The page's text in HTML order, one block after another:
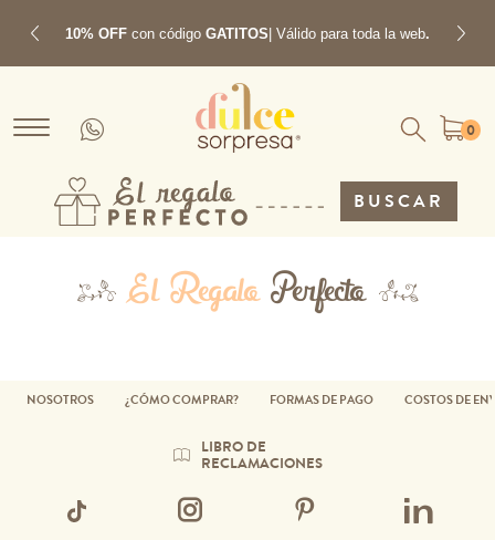
10% OFF con código GATITOS| Válido para toda la web.
Previous Next
0
BUSCAR
El RegaloPerfecto
NOSOTROS ¿CÓMO COMPRAR? FORMAS DE PAGO COSTOS DE
LIBRO DE
RECLAMACIONES